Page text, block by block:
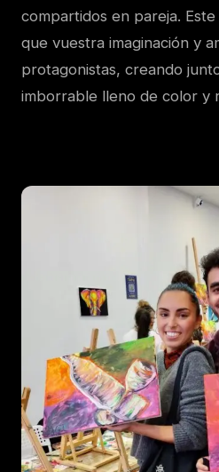
compartidos en pareja.
que vuestra imaginación y
protagonistas, creando
imborrable lleno de color y